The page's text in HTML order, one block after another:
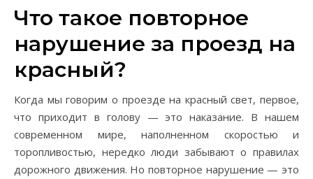
Что такое повторное
нарушение за проезд на
красный?
Когда мы говорим о проезде на красный свет, первое,
что приходит в голову — это наказание. В нашем
современном мире, наполненном скоростью и
торопливостью, нередко люди забывают о правилах
дорожного движения. Но повторное нарушение — это